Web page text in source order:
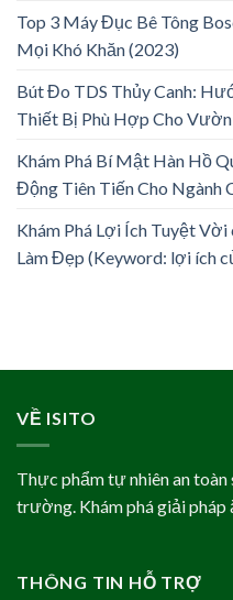
Top 3 Máy Đục Bê Tông
Mọi Khó Khăn (2023)
Bút Đo TDS Thủy Canh:
Thiết Bị Phù Hợp Cho Vườn
Khám Phá Bí Mật Hàn Hồ
Động Tiên Tiến Cho Ngành
Khám Phá Lợi Ích Tuyệt Vời
Làm Đẹp (Keyword: lợi ích
VỀ ISITO
Thực phẩm tự nhiên an
trường. Khám phá giải pháp
THÔNG TIN HỖ TRỢ